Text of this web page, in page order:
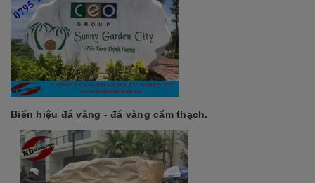
Biển hiệu đá vàng - đá vàng cẩm thạch.